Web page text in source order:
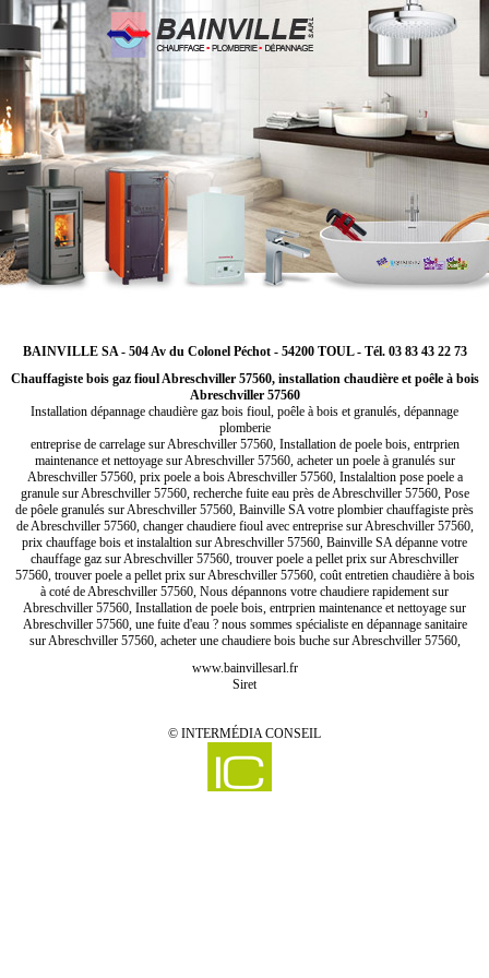
BAINVILLE SA - 504 Av du Colonel Péchot - 54200 TOUL - Tél. 03 83 43 22 73
Chauffagiste bois gaz fioul Abreschviller 57560, installation chaudière et poêle à bois
Abreschviller 57560
Installation dépannage chaudière gaz bois fioul, poêle à bois et granulés, dépannage
plomberie
entreprise de carrelage sur Abreschviller 57560, Installation de poele bois, entrprien
maintenance et nettoyage sur Abreschviller 57560, acheter un poele à granulés sur
Abreschviller 57560, prix poele a bois Abreschviller 57560, Instalaltion pose poele a
granule sur Abreschviller 57560, recherche fuite eau près de Abreschviller 57560, Pose
de pôele granulés sur Abreschviller 57560, Bainville SA votre plombier chauffagiste près
de Abreschviller 57560, changer chaudiere fioul avec entreprise sur Abreschviller 57560,
prix chauffage bois et instalaltion sur Abreschviller 57560, Bainville SA dépanne votre
chauffage gaz sur Abreschviller 57560, trouver poele a pellet prix sur Abreschviller
57560, trouver poele a pellet prix sur Abreschviller 57560, coût entretien chaudière à bois
à coté de Abreschviller 57560, Nous dépannons votre chaudiere rapidement sur
Abreschviller 57560, Installation de poele bois, entrprien maintenance et nettoyage sur
Abreschviller 57560, une fuite d'eau ? nous sommes spécialiste en dépannage sanitaire
sur Abreschviller 57560, acheter une chaudiere bois buche sur Abreschviller 57560,
www.bainvillesarl.fr
Siret
© INTERMÉDIA CONSEIL